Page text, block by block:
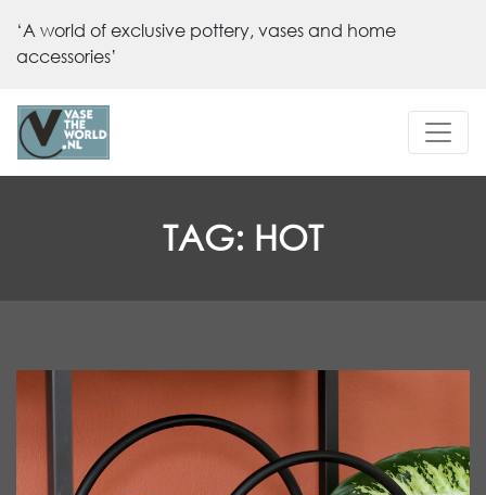
‘A world of exclusive pottery, vases and home
accessories’
TAG: HOT